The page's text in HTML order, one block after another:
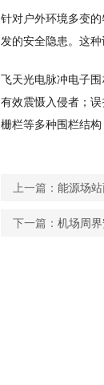
针对户外环境多变
发的安全隐患。这
飞天光电脉冲电子
有效震慑入侵者；
栅栏等多种围栏结
上一篇： 能源场
下一篇： 机场周